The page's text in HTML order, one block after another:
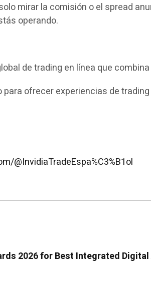
mirar la comisión o el spread
operando.
de trading en línea que
ofrecer experiencias de
@InvidiaTradeEspa%C3%B1ol
2026 for Best Integrated